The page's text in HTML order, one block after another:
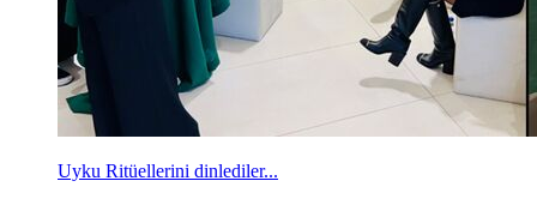
Uyku Ritüellerini dinlediler...